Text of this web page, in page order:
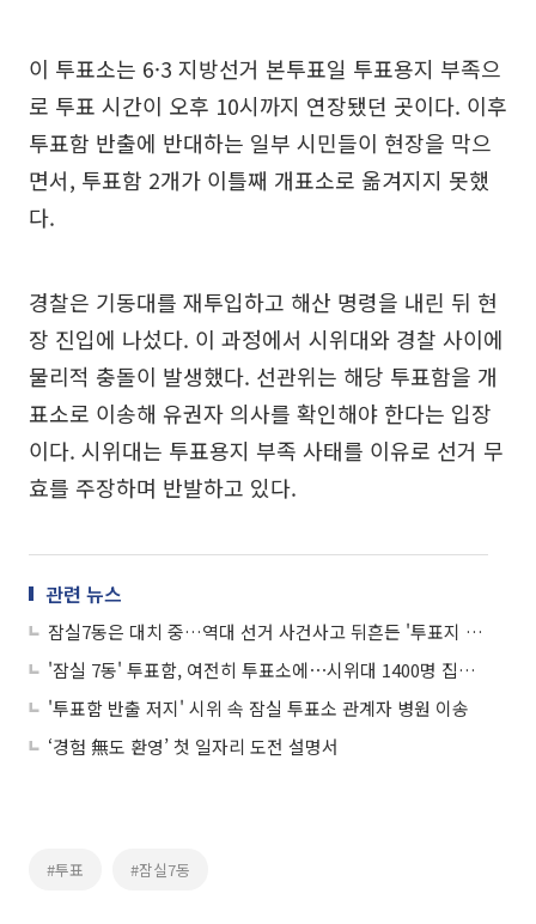
이 투표소는 6·3 지방선거 본투표일 투표용지 부족으
로 투표 시간이 오후 10시까지 연장됐던 곳이다. 이후
투표함 반출에 반대하는 일부 시민들이 현장을 막으
면서, 투표함 2개가 이틀째 개표소로 옮겨지지 못했
다.
경찰은 기동대를 재투입하고 해산 명령을 내린 뒤 현
장 진입에 나섰다. 이 과정에서 시위대와 경찰 사이에
물리적 충돌이 발생했다. 선관위는 해당 투표함을 개
표소로 이송해 유권자 의사를 확인해야 한다는 입장
이다. 시위대는 투표용지 부족 사태를 이유로 선거 무
효를 주장하며 반발하고 있다.
관련 뉴스
잠실7동은 대치 중…역대 선거 사건사고 뒤흔든 '투표지 부족' 사태
'잠실 7동' 투표함, 여전히 투표소에⋯시위대 1400명 집결에 갈곳 잃은 투표
'투표함 반출 저지' 시위 속 잠실 투표소 관계자 병원 이송
‘경험 無도 환영’ 첫 일자리 도전 설명서
#투표 #잠실7동